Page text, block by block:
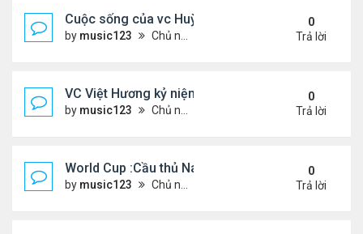
Cuộc sống của vc Huỳnh Đông@Canada
by music123 Chủ nhật Tháng 7 12, 2026 3:57 pm
0
Trả lời
VC Việt Hương kỷ niệm 20 năm cưới
by music123 Chủ nhật Tháng 7 12, 2026 3:53 pm
0
Trả lời
World Cup :Cầu thủ Nam Phi vừa qua đời ở t25
by music123 Chủ nhật Tháng 7 12, 2026 3:46 pm
0
Trả lời